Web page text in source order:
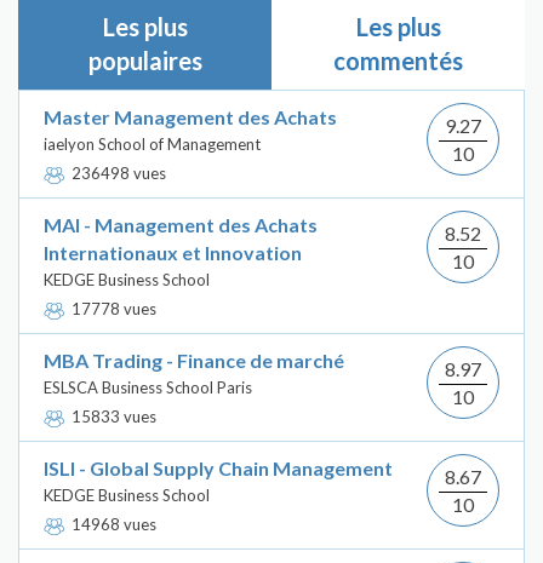
Les plus
populaires
Les plus
commentés
Master Management des Achats
iaelyon School of Management
236498 vues
9.27
10
MAI - Management des Achats
Internationaux et Innovation
KEDGE Business School
17778 vues
8.52
10
MBA Trading - Finance de marché
ESLSCA Business School Paris
15833 vues
8.97
10
ISLI - Global Supply Chain Management
KEDGE Business School
14968 vues
8.67
10